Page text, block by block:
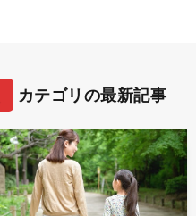
カテゴリの最新記事